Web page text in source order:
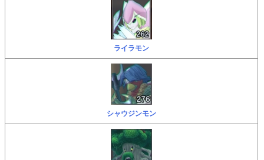
ライラモン
シャウジンモン